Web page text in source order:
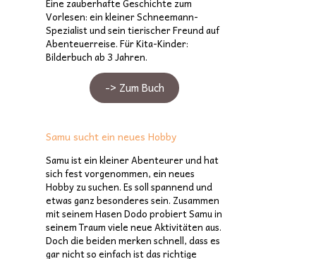
Eine zauberhafte Geschichte zum
Vorlesen: ein kleiner Schneemann-
Spezialist und sein tierischer Freund auf
Abenteuerreise. Für Kita-Kinder:
Bilderbuch ab 3 Jahren.
-> Zum Buch
Samu sucht ein neues Hobby
Samu ist ein kleiner Abenteurer und hat
sich fest vorgenommen, ein neues
Hobby zu suchen. Es soll spannend und
etwas ganz besonderes sein. Zusammen
mit seinem Hasen Dodo probiert Samu in
seinem Traum viele neue Aktivitäten aus.
Doch die beiden merken schnell, dass es
gar nicht so einfach ist das richtige